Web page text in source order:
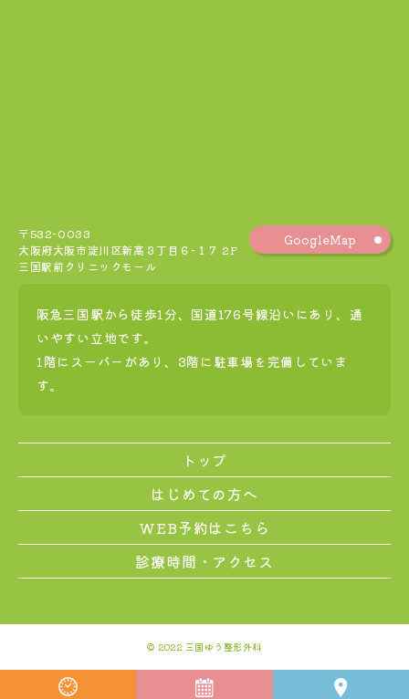
〒532-0033
大阪府大阪市淀川区新高３丁目６−１７ 2F
三国駅前クリニックモール
GoogleMap
阪急三国駅から徒歩1分、国道176号線沿いにあり、通
いやすい立地です。
1階にスーパーがあり、3階に駐車場を完備していま
す。
トップ
はじめての方へ
WEB予約はこちら
診療時間・アクセス
© 2022 三国ゆう整形外科